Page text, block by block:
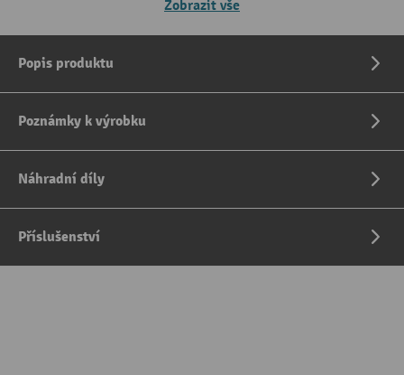
Zobrazit vše
Popis produktu
Poznámky k výrobku
Náhradní díly
Příslušenství